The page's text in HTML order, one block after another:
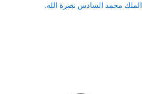
الملك محمد السادس نصرة الله.